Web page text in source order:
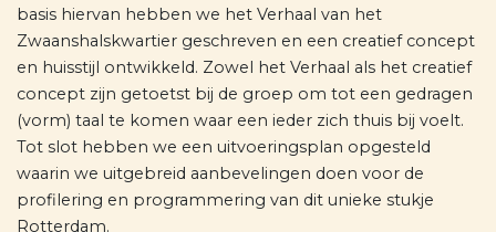
basis hiervan hebben we het Verhaal van het
Zwaanshalskwartier geschreven en een creatief concept
en huisstijl ontwikkeld. Zowel het Verhaal als het creatief
concept zijn getoetst bij de groep om tot een gedragen
(vorm) taal te komen waar een ieder zich thuis bij voelt.
Tot slot hebben we een uitvoeringsplan opgesteld
waarin we uitgebreid aanbevelingen doen voor de
profilering en programmering van dit unieke stukje
Rotterdam.